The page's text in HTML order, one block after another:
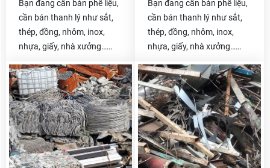
Bạn đang cần bán phế liệu,
cần bán thanh lý như sắt,
thép, đồng, nhôm, inox,
nhựa, giấy, nhà xưởng…
Bạn đang cần bán phế liệu,
cần bán thanh lý như sắt,
thép, đồng, nhôm, inox,
nhựa, giấy, nhà xưởng…